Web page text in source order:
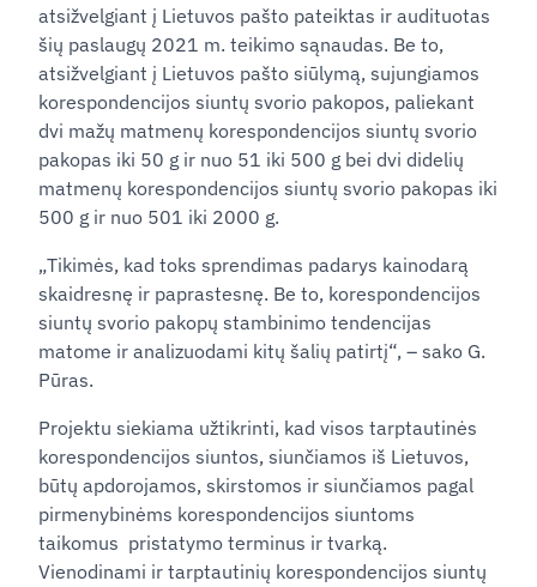
atsižvelgiant į Lietuvos pašto pateiktas ir audituotas
šių paslaugų 2021 m. teikimo sąnaudas. Be to,
atsižvelgiant į Lietuvos pašto siūlymą, sujungiamos
korespondencijos siuntų svorio pakopos, paliekant
dvi mažų matmenų korespondencijos siuntų svorio
pakopas iki 50 g ir nuo 51 iki 500 g bei dvi didelių
matmenų korespondencijos siuntų svorio pakopas iki
500 g ir nuo 501 iki 2000 g.
„Tikimės, kad toks sprendimas padarys kainodarą
skaidresnę ir paprastesnę. Be to, korespondencijos
siuntų svorio pakopų stambinimo tendencijas
matome ir analizuodami kitų šalių patirtį“, – sako G.
Pūras.
Projektu siekiama užtikrinti, kad visos tarptautinės
korespondencijos siuntos, siunčiamos iš Lietuvos,
būtų apdorojamos, skirstomos ir siunčiamos pagal
pirmenybinėms korespondencijos siuntoms
taikomus pristatymo terminus ir tvarką.
Vienodinami ir tarptautinių korespondencijos siuntų